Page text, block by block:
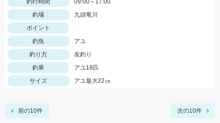
釣行時間
09:00～17:00
釣場
九頭竜川
ポイント
釣魚
アユ
釣り方
友釣り
釣果
アユ18匹
サイズ
アユ最大22㎝
前の10件 次の10件